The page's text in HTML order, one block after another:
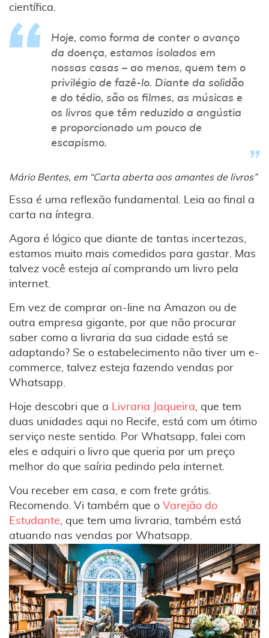
científica.
Hoje, como forma de conter o avanço
da doença, estamos isolados em
nossas casas – ao menos, quem tem o
privilégio de fazê-lo. Diante da solidão
e do tédio, são os filmes, as músicas e
os livros que têm reduzido a angústia
e proporcionado um pouco de
escapismo.
Mário Bentes, em “Carta aberta aos amantes de livros”
Essa é uma reflexão fundamental. Leia ao final a
carta na íntegra.
Agora é lógico que diante de tantas incertezas,
estamos muito mais comedidos para gastar. Mas
talvez você esteja aí comprando um livro pela
internet.
Em vez de comprar on-line na Amazon ou de
outra empresa gigante, por que não procurar
saber como a livraria da sua cidade está se
adaptando? Se o estabelecimento não tiver um e-
commerce, talvez esteja fazendo vendas por
Whatsapp.
Hoje descobri que a Livraria Jaqueira , que tem
duas unidades aqui no Recife, está com um ótimo
serviço neste sentido. Por Whatsapp, falei com
eles e adquiri o livro que queria por um preço
melhor do que saíria pedindo pela internet.
Vou receber em casa, e com frete grátis.
Recomendo. Vi também que o Varejão do
Estudante , que tem uma livraria, também está
atuando nas vendas por Whatsapp.